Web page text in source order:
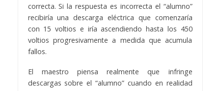
correcta. Si la respuesta es incorrecta el “alumno”
recibiría una descarga eléctrica que comenzaría
con 15 voltios e iría ascendiendo hasta los 450
voltios progresivamente a medida que acumula
fallos.
El maestro piensa realmente que infringe
descargas sobre el “alumno” cuando en realidad